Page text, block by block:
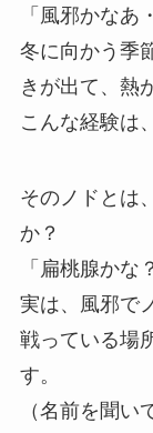
「風邪かなあ
冬に向かう季
きが出て、熱
こんな経験は
そのノドとは
か？
「扁桃腺かな
実は、風邪で
戦っている場
す。
（名前を聞い